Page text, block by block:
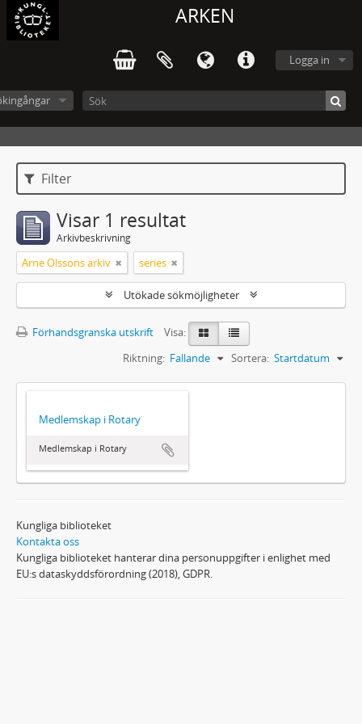
ARKEN
Logga in
Filter
Visar 1 resultat
Arkivbeskrivning
Arne Olssons arkiv series
Utökade sökmöjligheter
Förhandsgranska utskrift
Visa:
Sortera: Startdatum
Riktning: Fallande
Medlemskap i Rotary
Medlemskap i Rotary
Kungliga biblioteket
Kontakta oss
Kungliga biblioteket hanterar dina personuppgifter i enlighet med
EU:s dataskyddsförordning (2018), GDPR.